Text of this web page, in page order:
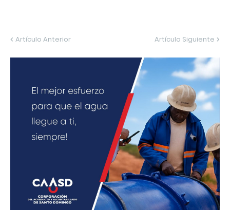
Artículo Anterior Artículo Siguiente